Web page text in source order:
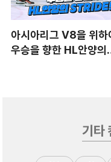
아시아리그 V8을 위하
우승을 향한 HL안양의
기타